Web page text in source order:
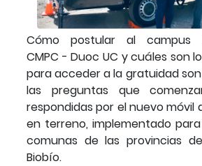
Cómo postular al campus
CMPC - Duoc UC y cuáles son
para acceder a la gratuidad
las preguntas que
respondidas por el nuevo móvil
en terreno, implementado
comunas de las provincias
Biobío.